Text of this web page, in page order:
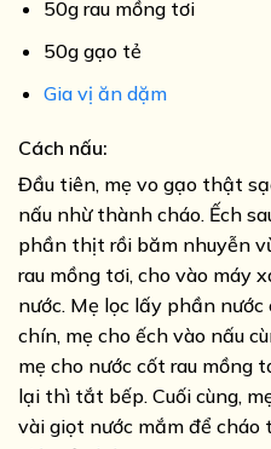
50g rau mồng tơi
50g gạo tẻ
Gia vị ăn dặm
Cách nấu:
Đầu tiên, mẹ vo gạo thật
nấu nhừ thành cháo. Ếch
phần thịt rồi băm nhuyễn
rau mồng tơi, cho vào máy
nước. Mẹ lọc lấy phần
chín, mẹ cho ếch vào nấu
mẹ cho nước cốt rau mồng
lại thì tắt bếp. Cuối cùng,
vài giọt nước mắm để